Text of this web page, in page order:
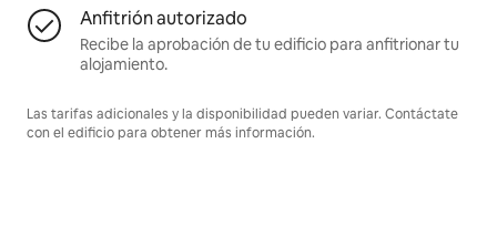
Anfitrión autorizado
Recibe la aprobación de tu edificio para anfitrionar tu
alojamiento.
Las tarifas adicionales y la disponibilidad pueden variar. Contáctate
con el edificio para obtener más información.